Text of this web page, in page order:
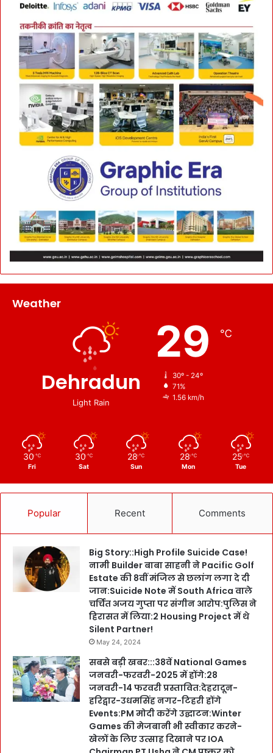
Weather
Dehradun
Light Rain
29 ℃
30º - 24º
71%
1.56 km/h
30 ℃
Fri
30 ℃
Sat
28 ℃
Sun
28 ℃
Mon
25 ℃
Tue
Popular Recent Comments
Big Story::High Profile Suicide Case!
नामी Builder बाबा साहनी ने Pacific Golf
Estate की 8वीं मंजिल से छलांग लगा दे दी
जान:Suicide Note में South Africa वाले
चर्चित अजय गुप्ता पर संगीन आरोप:पुलिस ने
हिरासत में लिया:2 Housing Project में थे
Silent Partner!
May 24, 2024
सबसे बड़ी खबर:::38वें National Games
जनवरी-फरवरी-2025 में होंगे:28
जनवरी-14 फरवरी प्रस्तावित:देहरादून-
हरिद्वार-उधमसिंह नगर-टिहरी होंगे
Events:PM मोदी करेंगे उद्घाटन:Winter
Games की मेजबानी भी स्वीकार करने-
खेलों के लिए उत्साह दिखाने पर IOA